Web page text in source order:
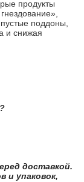
продукты
поддоны,
и снижая
доставкой.
и упаковок,